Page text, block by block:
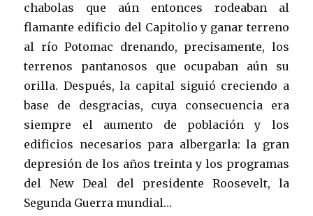
chabolas que aún entonces rodeaban al
flamante edificio del Capitolio y ganar terreno
al río Potomac drenando, precisamente, los
terrenos pantanosos que ocupaban aún su
orilla. Después, la capital siguió creciendo a
base de desgracias, cuya consecuencia era
siempre el aumento de población y los
edificios necesarios para albergarla: la gran
depresión de los años treinta y los programas
del New Deal del presidente Roosevelt, la
Segunda Guerra mundial…